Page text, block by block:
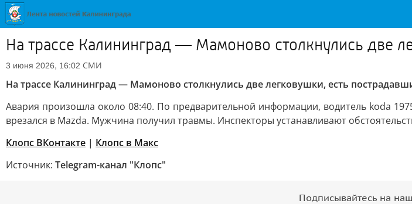
На трассе Калининград — Мамоново столкнулись две
3 июня 2026, 16:02 СМИ
На трассе Калининград — Мамоново столкнулись две легковушки, есть
Авария произошла около 08:40. По предварительной информации, водитель koda
врезался в Mazda. Мужчина получил травмы. Инспекторы устанавливают
Клопс ВКонтакте | Клопс в Mакс
Источник: Telegram-канал "Клопс"
Подписывайтесь на